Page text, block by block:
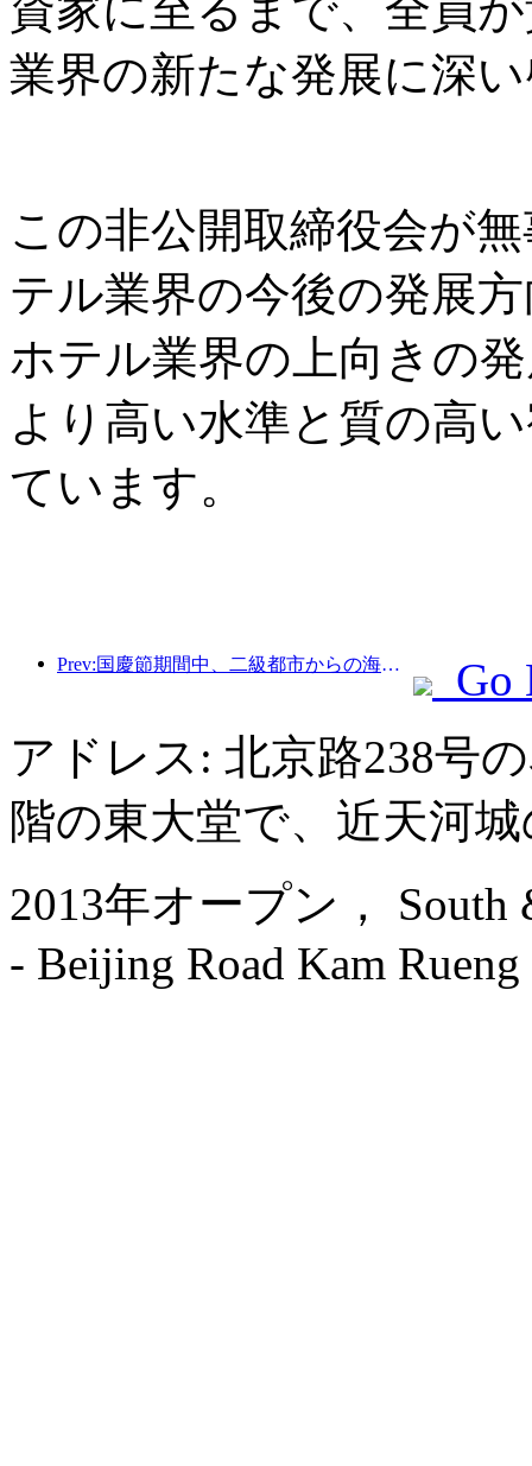
業界の新たな発展に深
この非公開取締役会が
テル業界の今後の発展
ホテル業界の上向きの
より高い水準と質の高
ています。
Prev:国慶節期間中、二級都市からの海外旅行とワインの注文は前年同期比で70％増加した。
Go
アドレス: 北京路238号
階の東大堂で、近天河
2013年オープン， South
- Beijing Road Kam Rueng